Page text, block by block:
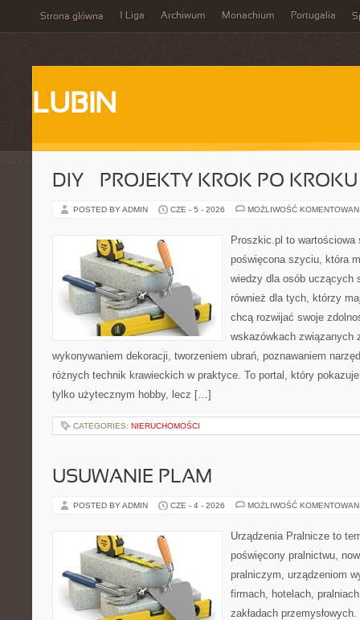
Strona główna 1 Liga Archiwum Monachium Portugalia
LUBIN
DIY – PROJEKTY KROK PO KROKU
POSTED BY ADMIN CZE - 5 - 2026 MOŻLIWOŚĆ
Proszkic.pl to wartościowa
poświęcona szyciu, która
wiedzy dla osób uczących
również dla tych, którzy
chcą rozwijać swoje
wskazówkach związanych
wykonywaniem dekoracji, tworzeniem ubrań, poznawaniem
różnych technik krawieckich w praktyce. To portal, który
tylko użytecznym hobby, lecz […]
CATEGORIES: NIERUCHOMOŚCI
USUWANIE PLAM
POSTED BY ADMIN CZE - 4 - 2026 MOŻLIWOŚĆ
Urządzenia Pralnicze to
poświęcony pralnictwu,
pralniczym, urządzeniom
firmach, hotelach,
zakładach